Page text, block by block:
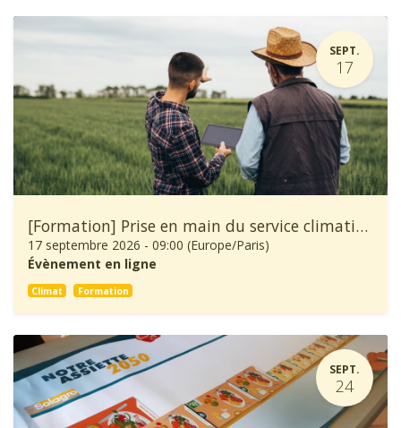
SEPT.
17
[Formation] Prise en main du service climatique Climadiag Agriculture et Forêt
17 septembre 2026 - 09:00 (Europe/Paris)
Évènement en ligne
Climat Formation
SEPT.
24